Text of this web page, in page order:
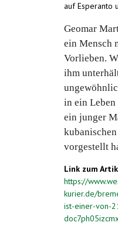
auf Esperanto
Geomar
ein Mensch
Vorlieben.
ihm
in ein Leben
ein junger
vorgestellt
Link zum
https://
kurier.de/
ist-einer-von-